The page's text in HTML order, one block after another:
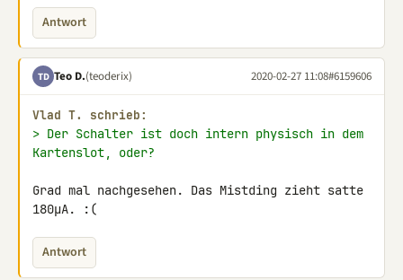
Antwort
TD Teo D.(teoderix) 2020-02-27 11:08#6159606
Vlad T. schrieb:
> Der Schalter ist doch intern physisch in dem
Kartenslot, oder?
Grad mal nachgesehen. Das Mistding zieht satte
180µA. :(
Antwort